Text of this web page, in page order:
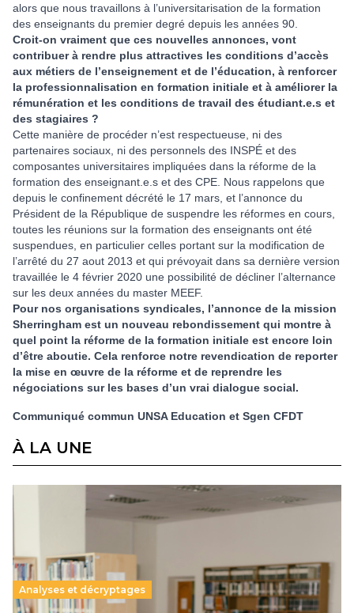
alors que nous travaillons à l’universitarisation de la formation
des enseignants du premier degré depuis les années 90.
Croit-on vraiment que ces nouvelles annonces, vont
contribuer à rendre plus attractives les conditions d’accès
aux métiers de l’enseignement et de l’éducation, à renforcer
la professionnalisation en formation initiale et à améliorer la
rémunération et les conditions de travail des étudiant.e.s et
des stagiaires ?
Cette manière de procéder n’est respectueuse, ni des
partenaires sociaux, ni des personnels des INSPÉ et des
composantes universitaires impliquées dans la réforme de la
formation des enseignant.e.s et des CPE. Nous rappelons que
depuis le confinement décrété le 17 mars, et l’annonce du
Président de la République de suspendre les réformes en cours,
toutes les réunions sur la formation des enseignants ont été
suspendues, en particulier celles portant sur la modification de
l’arrêté du 27 aout 2013 et qui prévoyait dans sa dernière version
travaillée le 4 février 2020 une possibilité de décliner l’alternance
sur les deux années du master MEEF.
Pour nos organisations syndicales, l’annonce de la mission
Sherringham est un nouveau rebondissement qui montre à
quel point la réforme de la formation initiale est encore loin
d’être aboutie. Cela renforce notre revendication de reporter
la mise en œuvre de la réforme et de reprendre les
négociations sur les bases d’un vrai dialogue social.
Communiqué commun UNSA Education et Sgen CFDT
À LA UNE
Analyses et décryptages